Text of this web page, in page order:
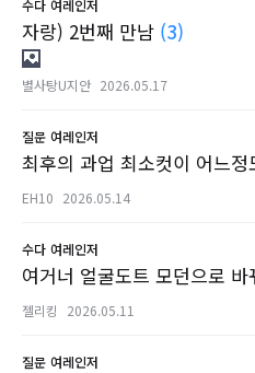
수다 여레인저
자랑) 2번째 만남 (3)
별사탕U지안 2026.05.17
질문 여레인저
최후의 과업 최소컷이 어느정
EH10 2026.05.14
수다 여레인저
여거너 얼굴도트 모던으로
젤리킹 2026.05.11
질문 여레인저